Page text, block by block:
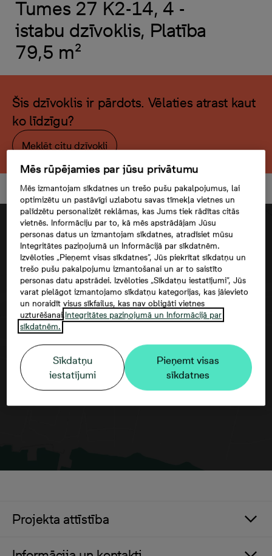
Tumes 27 K2-14, 4 -
istabu dzīvoklis, Platība
79,5 m²
Šis dzīvoklis ir pārdots. Vēlaties atrast kaut
ko līdzīgu?
Meklēt citu dzīvokli
Google maps trešās puses datu
izmantošana
Projekta attīstība
Mēs rūpējamies par jūsu privātumu
Mēs izmantojam sīkdatnes un trešo pušu pakalpojumus, lai
optimizētu un pastāvīgi uzlabotu savas tīmekļa vietnes un
palīdzētu personalizēt reklāmas, kas Jums tiek rādītas citās
vietnēs. Informāciju par to, kā mēs apstrādājam Jūsu
personas datus un izmantojam sīkdatnes, atradīsiet mūsu
Integritātes paziņojumā un Informācijā par sīkdatnēm.
Izvēloties „Pieņemt visas sīkdatnes”, Jūs piekrītat sīkdatņu un
trešo pušu pakalpojumu izmantošanai un ar to saistīto
personas datu apstrādei. Izvēloties „Sīkdatņu iestatījumi”, Jūs
varat pielāgot izmantojamo sīkdatņu kategorijas, kas jāievieto
un noraidīt visus sīkfailus, kas nav obligāti vietnes
uzturēšanai.Integritātes paziņojumā un Informācijā par
sīkdatnēm.
Sīkdatņu
iestatījumi
Pieņemt visas
sīkdatnes